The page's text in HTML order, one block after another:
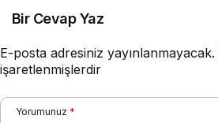
Bir Cevap Yaz
E-posta adresiniz yayınlanmayacak.
işaretlenmişlerdir
Yorumunuz *